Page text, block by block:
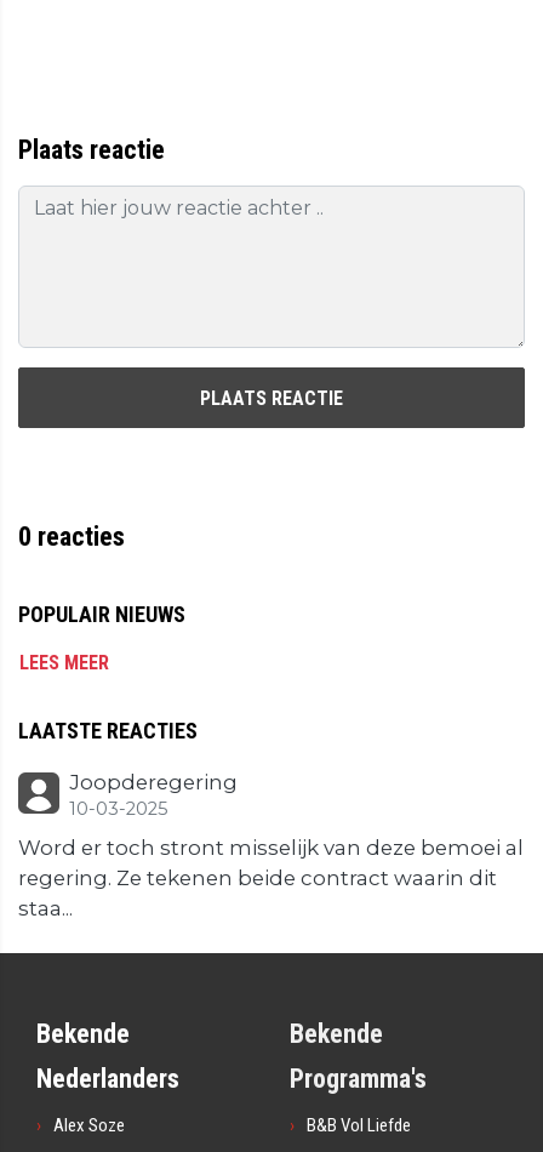
Plaats reactie
PLAATS REACTIE
0 reacties
POPULAIR NIEUWS
LEES MEER
LAATSTE REACTIES
Joopderegering
10-03-2025
Word er toch stront misselijk van deze bemoei al
regering. Ze tekenen beide contract waarin dit
staa...
Bekende
Nederlanders
Alex Soze
Bekende
Programma's
B&B Vol Liefde